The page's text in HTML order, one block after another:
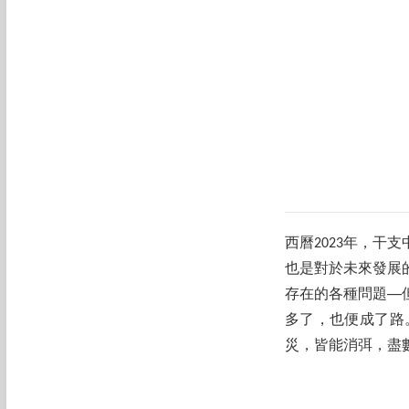
西曆2023年，干
也是對於未來發展
存在的各種問題──
多了，也便成了
災，皆能消弭，盡